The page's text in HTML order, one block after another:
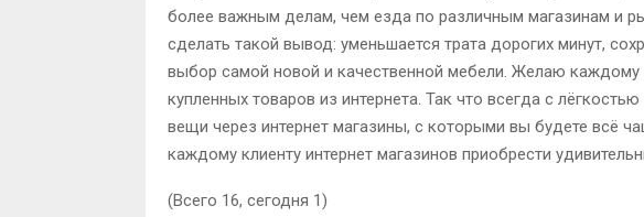
более важным делам, чем езда по различным магазинам и
сделать такой вывод: уменьшается трата дорогих минут,
выбор самой новой и качественной мебели. Желаю каждому
купленных товаров из интернета. Так что всегда с
вещи через интернет магазины, с которыми вы будете всё
каждому клиенту интернет магазинов приобрести
(Всего 16, сегодня 1)